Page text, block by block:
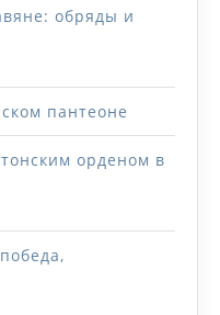
обряды и
пантеоне
орденом в